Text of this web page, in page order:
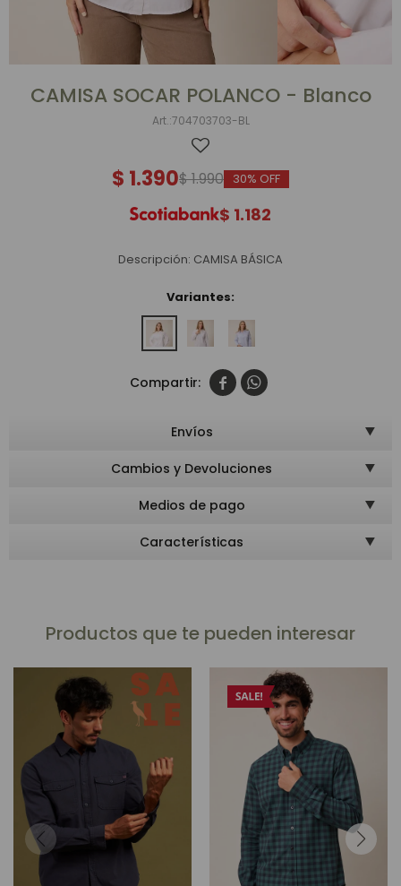
CAMISA SOCAR POLANCO - Blanco
704703703-BL
$ 1.390$1.990 30
$ 1.182
Descripción: CAMISA BÁSICA
Variantes:
 
Envíos
Cambios y Devoluciones
Medios de pago
Características
Productos que te pueden interesar